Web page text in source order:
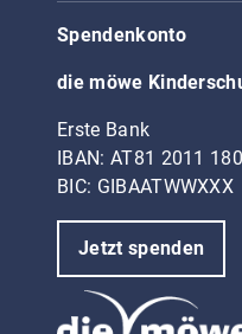
Spendenkonto
die möwe
Erste Bank
IBAN: AT81 2011
BIC: GIBAATWWXXX
Jetzt spenden